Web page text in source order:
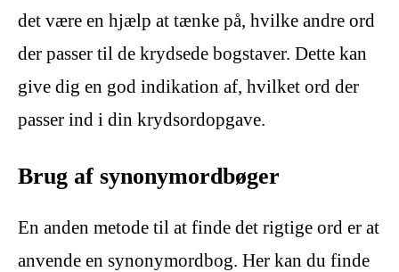
det være en hjælp at tænke på, hvilke andre ord
der passer til de krydsede bogstaver. Dette kan
give dig en god indikation af, hvilket ord der
passer ind i din krydsordopgave.
Brug af synonymordbøger
En anden metode til at finde det rigtige ord er at
anvende en synonymordbog. Her kan du finde